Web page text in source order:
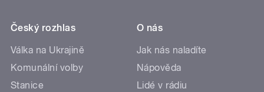
Český rozhlas
Válka na Ukrajině
Komunální volby
Stanice
O nás
Jak nás naladíte
Nápověda
Lidé v rádiu